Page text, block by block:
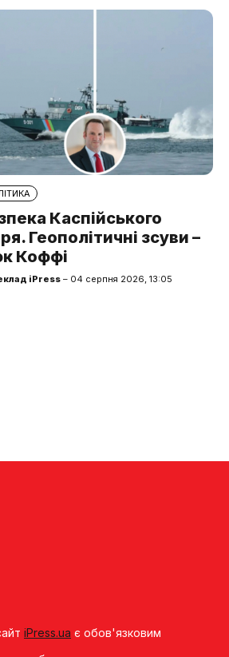
Каспійського
Геополітичні зсуви –
Коффі
iPress – 04 серпня 2026, 13:05
iPress.ua є обов'язковим